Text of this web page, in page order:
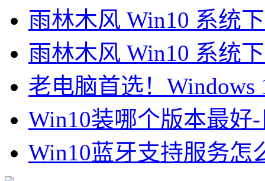
雨林木风 Win10 系统
雨林木风 Win10 系统
老电脑首选！
Win10装哪个版本最好
Win10蓝牙支持服务怎